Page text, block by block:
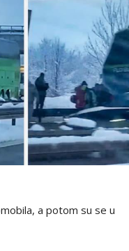
a potom su se u